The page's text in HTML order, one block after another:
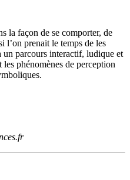
la façon de se comporter, de
l’on prenait le temps de les
un parcours interactif, ludique et
phénomènes de perception